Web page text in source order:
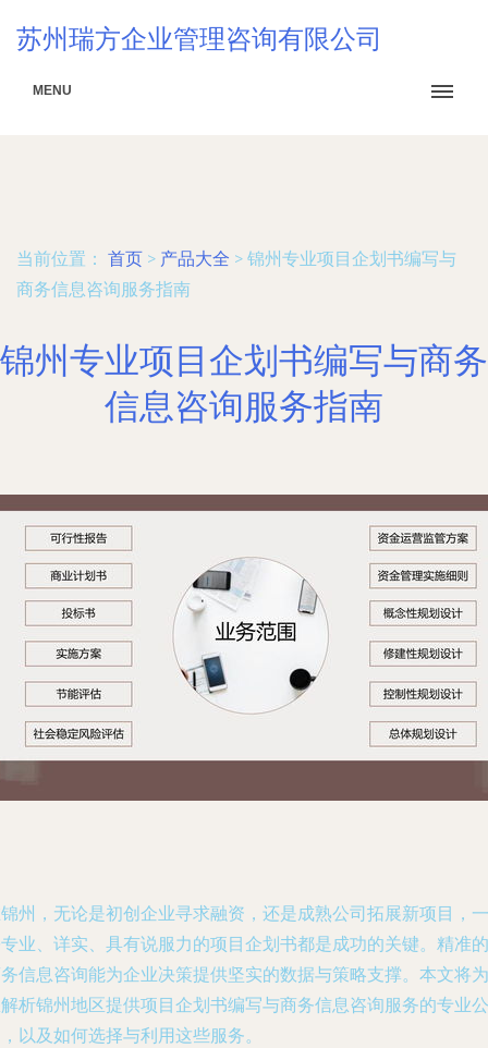
苏州瑞方企业管理咨询有限公司
MENU
当前位置： 首页 > 产品大全 > 锦州专业项目企划书编写与
商务信息咨询服务指南
锦州专业项目企划书编写与商务
信息咨询服务指南
州，无论是初创企业寻求融资，还是成熟公司拓展新项目，一
业、详实、具有说服力的项目企划书都是成功的关键。精准的
信息咨询能为企业决策提供坚实的数据与策略支撑。本文将为
析锦州地区提供项目企划书编写与商务信息咨询服务的专业公
以及如何选择与利用这些服务。